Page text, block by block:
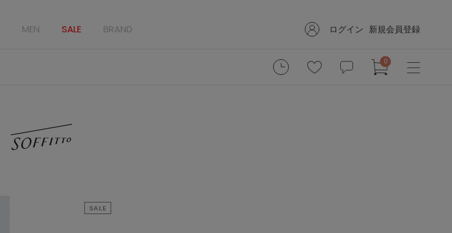
MEN SALE BRAND ログイン 新規会員登録
0
SALE